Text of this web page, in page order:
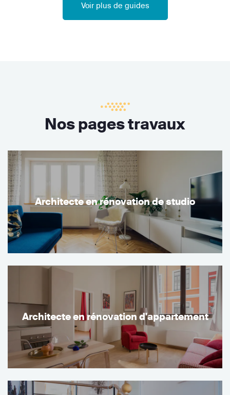
Voir plus de guides
Nos pages travaux
Architecte en rénovation de studio
Architecte en rénovation d'appartement